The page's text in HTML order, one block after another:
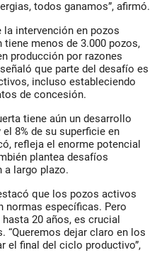
todos ganamos”, afirmó.
intervención en pozos
menos de 3.000 pozos,
producción por razones
que parte del desafío es
incluso estableciendo
de concesión.
tiene aún un desarrollo
8% de su superficie en
refleja el enorme potencial
plantea desafíos
a largo plazo.
que los pozos activos
normas específicas. Pero
20 años, es crucial
“Queremos dejar claro en los
el final del ciclo productivo”,